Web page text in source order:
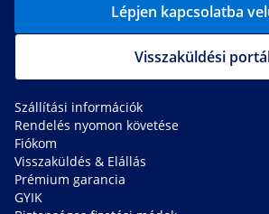
Lépjen kapcsolatba
Visszaküldési
Szállítási információk
Rendelés nyomon követése
Fiókom
Visszaküldés & Elállás
Prémium garancia
GYIK